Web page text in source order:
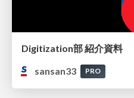
Digitization部 紹介資料
sansan33
PRO